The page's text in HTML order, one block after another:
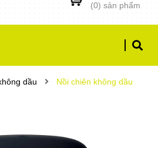
(0) sản phẩm
dầu
Nồi chiên không dầu